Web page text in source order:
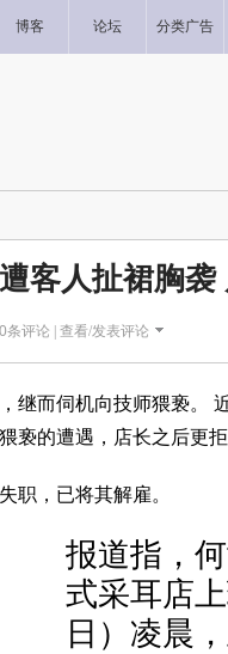
博客 论坛 分类广告
客人扯裙胸袭
0条评论 | 查看/发表评论
继而伺机向技师猥亵。
亵的遭遇，店长之后更
职，已将其解雇。
报道指，
式采耳店
日）凌晨